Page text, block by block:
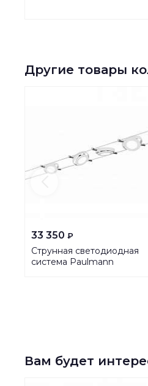
Другие товары
33 350 ₽
Струнная светодиодная
система Paulmann
Вам будет